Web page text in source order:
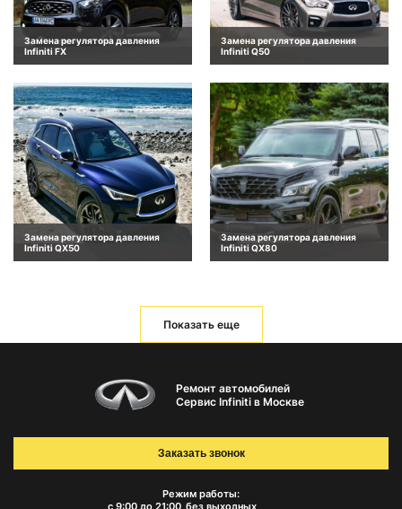
Замена регулятора давления
Infiniti FX
Замена регулятора давления
Infiniti Q50
Замена регулятора давления
Infiniti QX50
Замена регулятора давления
Infiniti QX80
Показать еще
Ремонт автомобилей
Сервис Infiniti в Москве
Режим работы:
с 9:00 до 21:00 без выходных
Заказать звонок